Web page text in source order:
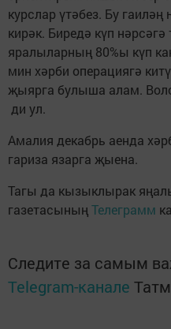
курслар үтәбез. Бу
кирәк. Биредә күп
яралыларның 80%ы күп
мин хәрби операциягә
җыярга булыша алам.
ди ул.
Амалия декабрь аенда
гариза язарга җыена.
Тагы да кызыклырак
газетасыныңТелеграмм
Следите за самым
Telegram-канале